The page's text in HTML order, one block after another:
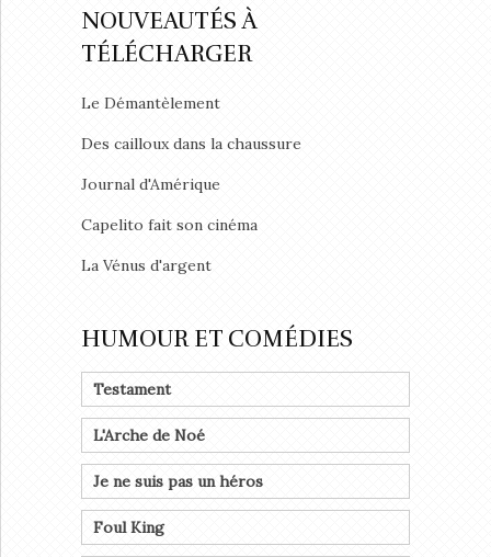
NOUVEAUTÉS À
TÉLÉCHARGER
Le Démantèlement
Des cailloux dans la chaussure
Journal d'Amérique
Capelito fait son cinéma
La Vénus d'argent
HUMOUR ET COMÉDIES
Testament
L'Arche de Noé
Je ne suis pas un héros
Foul King